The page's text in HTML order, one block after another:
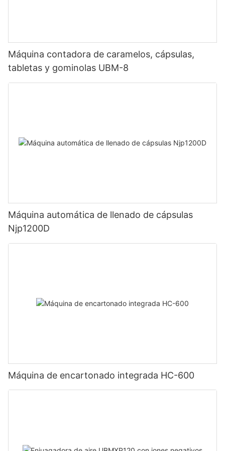
Máquina contadora de caramelos, cápsulas,
tabletas y gominolas UBM-8
Máquina automática de llenado de cápsulas
Njp1200D
Máquina de encartonado integrada HC-600